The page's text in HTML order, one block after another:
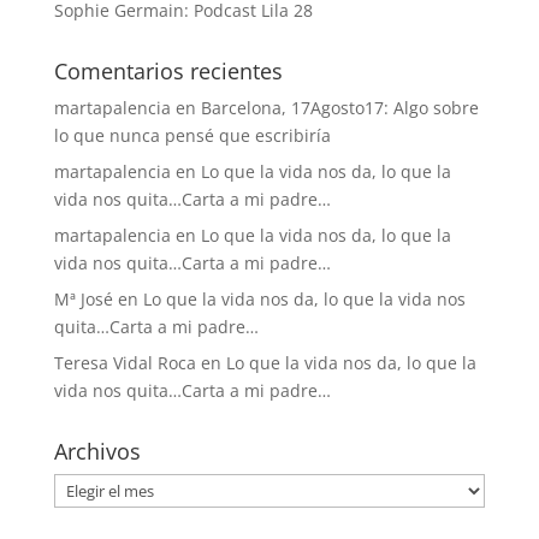
Sophie Germain: Podcast Lila 28
Comentarios recientes
martapalencia en Barcelona, 17Agosto17: Algo sobre
lo que nunca pensé que escribiría
martapalencia en Lo que la vida nos da, lo que la
vida nos quita…Carta a mi padre…
martapalencia en Lo que la vida nos da, lo que la
vida nos quita…Carta a mi padre…
Mª José en Lo que la vida nos da, lo que la vida nos
quita…Carta a mi padre…
Teresa Vidal Roca en Lo que la vida nos da, lo que la
vida nos quita…Carta a mi padre…
Archivos
Archivos